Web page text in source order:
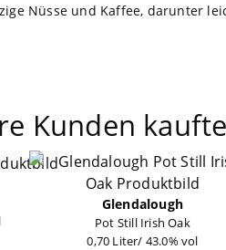
Nüsse und Kaffee, darunter
Kunden
Glendalough
Pot Still Irish Oak
0,70 Liter/ 43.0% vol